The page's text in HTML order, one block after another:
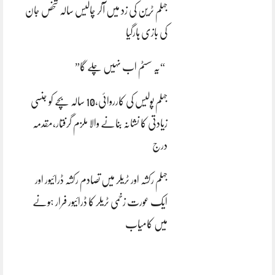
جہلم ٹرین کی زد میں آکر چالیس سالہ شخص جان
کی بازی ہارگیا
“یہ سسٹم اب نہیں چلے گا”
جہلم پولیس کی کارروائی،10 سالہ بچے کو جنسی
زیادتی کا نشانہ بنانے والا ملزم گرفتار،مقدمہ
درج
جہلم رکشہ اور ٹریلر میں تصادم رکشہ ڈرائیور اور
ایک عورت زخمی ٹریلر کا ڈرائیور فرار ہونے
میں کامیاب